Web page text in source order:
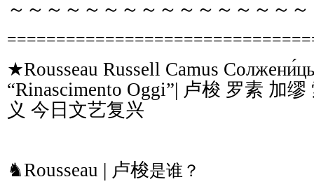
～～～～～～～～～～～～～～～～
★Rousseau Russell Camus
“Rinascimento Oggi”| 卢梭 罗素 加
义 今日文艺复兴
♞Rousseau | 卢梭是谁？